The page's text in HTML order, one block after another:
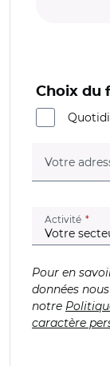
Choix du
Votre
Activité
Pour en
données
notre
caractère